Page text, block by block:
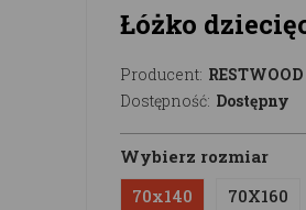
Łóżko
Producent: RESTWOOD
Dostępność: Dostępny
Wybierz rozmiar
70x140
70X160